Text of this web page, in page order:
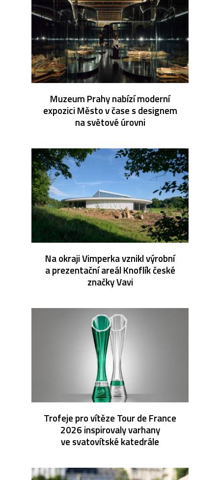
Muzeum Prahy nabízí moderní
expozici Město v čase s designem
na světové úrovni
Na okraji Vimperka vznikl výrobní
a prezentační areál Knoflík české
značky Vavi
Trofeje pro vítěze Tour de France
2026 inspirovaly varhany
ve svatovítské katedrále